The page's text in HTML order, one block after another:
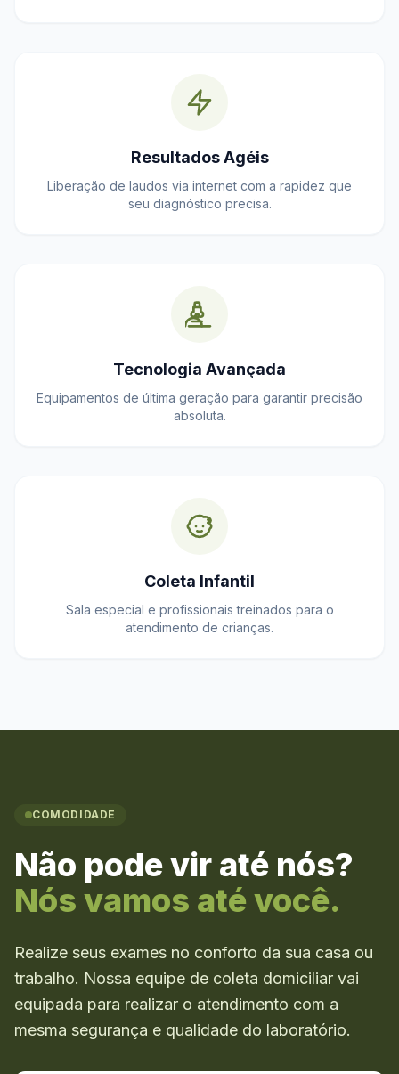
Resultados Agéis
Liberação de laudos via internet com a rapidez que
seu diagnóstico precisa.
Tecnologia Avançada
Equipamentos de última geração para garantir precisão
absoluta.
Coleta Infantil
Sala especial e profissionais treinados para o
atendimento de crianças.
COMODIDADE
Não pode vir até nós?
Nós vamos até você.
Realize seus exames no conforto da sua casa ou
trabalho. Nossa equipe de coleta domiciliar vai
equipada para realizar o atendimento com a
mesma segurança e qualidade do laboratório.